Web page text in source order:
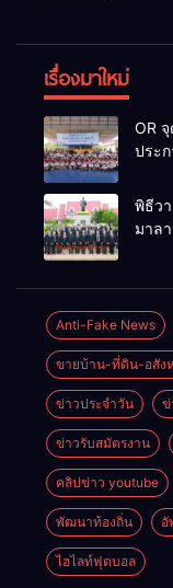
เรื่องมาใหม่
OR จุ
ประก
เยาว
พิธีว
มาล
การ
ฟุตบ
เพื่อเ
ควา
อันดี
หน่ว
กระ
ยุติธ
Anti-Fake News
ขายบ้าน-ที่ดิน-อสัง
ข่าวประจำวัน ข่
ข่าวรับสมัตรงาน
คลิปข่าว youtube
พัฒนาท้องถิ่น อั
ไฮไลท์ฟุตบอล